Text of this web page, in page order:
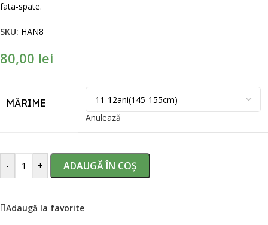
fata-spate.
SKU: HAN8
80,00 lei
MĂRIME
Anulează
- + ADAUGĂ ÎN COȘ
Adaugă la favorite